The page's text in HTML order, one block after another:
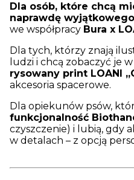
Dla osób, które chcą
naprawdę wyjątkowego
we współpracy Bura x
Dla tych, którzy znają
ludzi i chcą zobaczyć je
rysowany print LOANI
akcesoria spacerowe.
Dla opiekunów psów,
funkcjonalność
czyszczenie) i lubią, gdy
w detalach – z opcją